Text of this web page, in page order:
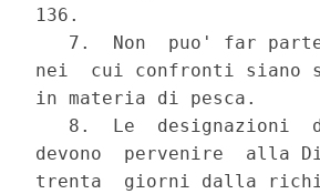
136.
7.  Non  puo' far
nei  cui confronti siano
in materia di pesca.
8.  Le  designazioni
devono  pervenire  alla
trenta  giorni dalla